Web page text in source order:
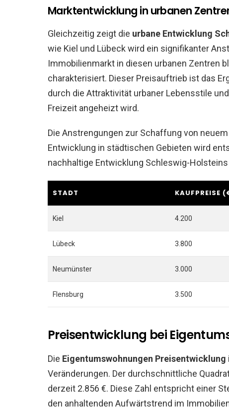
Marktentwicklung in urbanen
Gleichzeitig zeigt die urbane Entwicklung
wie Kiel und Lübeck wird ein signifikanter
Immobilienmarkt in diesen urbanen Zentren
charakterisiert. Dieser Preisauftrieb ist das
durch die Attraktivität urbaner Lebensstile
Freizeit angeheizt wird.
Die Anstrengungen zur Schaffung von
Entwicklung in städtischen Gebieten wird
nachhaltige Entwicklung Schleswig-
STADT KAUFPREISE
Kiel 4.200
Lübeck 3.800
Neumünster 3.000
Flensburg 3.500
Preisentwicklung bei
Die Eigentumswohnungen Preisentwicklung
Veränderungen. Der durchschnittliche
derzeit 2.856 €. Diese Zahl entspricht einer
den anhaltenden Aufwärtstrend im